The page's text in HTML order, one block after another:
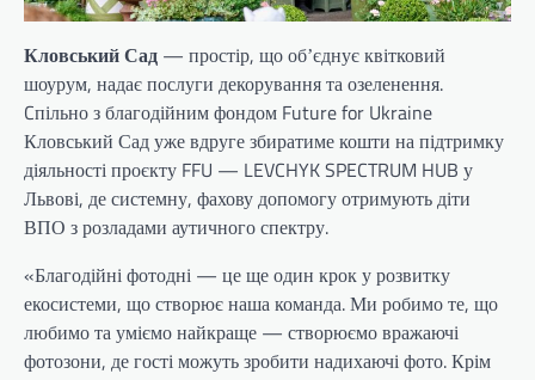
Кловський Сад — простір, що обʼєднує квітковий
шоурум, надає послуги декорування та озеленення.
Cпільно з благодійним фондом Future for Ukraine
Кловський Сад уже вдруге збиратиме кошти на підтримку
діяльності проєкту FFU — LEVCHYK SPECTRUM HUB у
Львові, де системну, фахову допомогу отримують діти
ВПО з розладами аутичного спектру.
«Благодійні фотодні — це ще один крок у розвитку
екосистеми, що створює наша команда. Ми робимо те, що
любимо та уміємо найкраще — створюємо вражаючі
фотозони, де гості можуть зробити надихаючі фото. Крім